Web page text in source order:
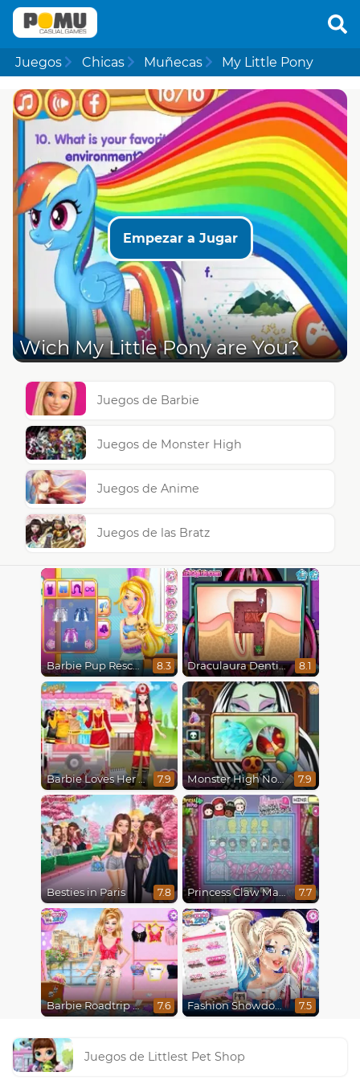
Juegos Chicas Muñecas My Little Pony
Empezar a Jugar
Wich My Little Pony are You?
Juegos de Barbie
Juegos de Monster High
Juegos de Anime
Juegos de las Bratz
Barbie Pup Rescue 8.3 Draculaura Dentist 8.1
Barbie Loves Her Job 7.9 Monster High Nose Doctor 7.9
Besties in Paris 7.8 Princess Claw Machine 7.7
Barbie Roadtrip Adventure 7.6 Fashion Showdown Barbie and Harley 7.5
Juegos de Littlest Pet Shop